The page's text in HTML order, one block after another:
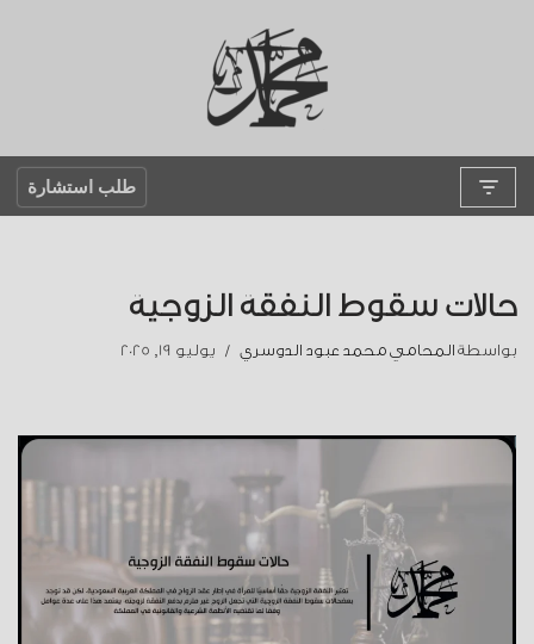
طلب استشارة
حالات سقوط النفقة الزوجية
بواسطة المحامي محمد عبود الدوسري يوليو 19, 2025